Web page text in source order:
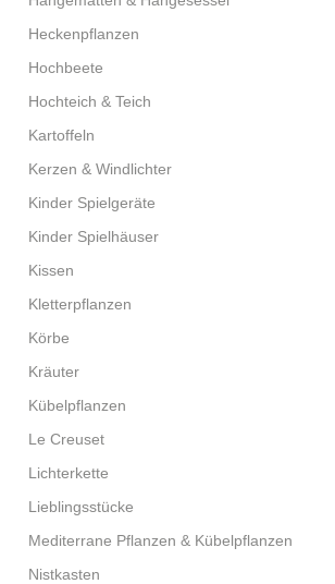
Heckenpflanzen
Hochbeete
Hochteich & Teich
Kartoffeln
Kerzen & Windlichter
Kinder Spielgeräte
Kinder Spielhäuser
Kissen
Kletterpflanzen
Körbe
Kräuter
Kübelpflanzen
Le Creuset
Lichterkette
Lieblingsstücke
Mediterrane Pflanzen & Kübelpflanzen
Nistkasten